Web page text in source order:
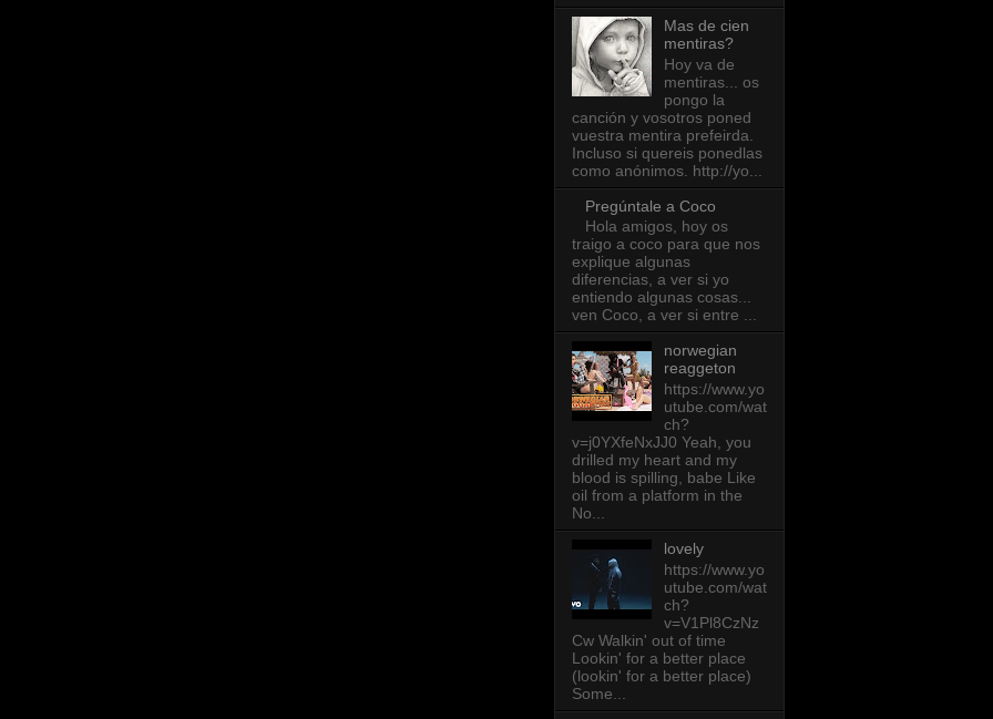
Mas de cien
mentiras?
Hoy va de
mentiras... os
pongo la
canción y vosotros poned
vuestra mentira prefeirda.
Incluso si quereis ponedlas
como anónimos. http://yo...
Pregúntale a Coco
Hola amigos, hoy os
traigo a coco para que nos
explique algunas
diferencias, a ver si yo
entiendo algunas cosas...
ven Coco, a ver si entre ...
norwegian
reaggeton
https://www.yo
utube.com/wat
ch?
v=j0YXfeNxJJ0 Yeah, you
drilled my heart and my
blood is spilling, babe Like
oil from a platform in the
No...
lovely
https://www.yo
utube.com/wat
ch?
v=V1Pl8CzNz
Cw Walkin' out of time
Lookin' for a better place
(lookin' for a better place)
Some...